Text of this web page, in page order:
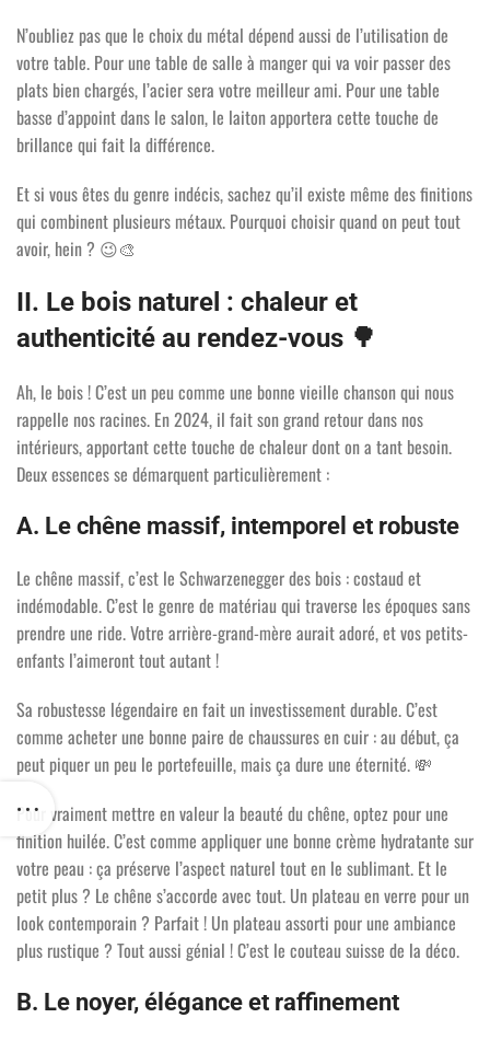
N’oubliez pas que le choix du métal dépend aussi de l’utilisation de
votre table. Pour une table de salle à manger qui va voir passer des
plats bien chargés, l’acier sera votre meilleur ami. Pour une table
basse d’appoint dans le salon, le laiton apportera cette touche de
brillance qui fait la différence.
Et si vous êtes du genre indécis, sachez qu’il existe même des finitions
qui combinent plusieurs métaux. Pourquoi choisir quand on peut tout
avoir, hein ? 😉🎨
II. Le bois naturel : chaleur et
authenticité au rendez-vous 🌳
Ah, le bois ! C’est un peu comme une bonne vieille chanson qui nous
rappelle nos racines. En 2024, il fait son grand retour dans nos
intérieurs, apportant cette touche de chaleur dont on a tant besoin.
Deux essences se démarquent particulièrement :
A. Le chêne massif, intemporel et robuste
Le chêne massif, c’est le Schwarzenegger des bois : costaud et
indémodable. C’est le genre de matériau qui traverse les époques sans
prendre une ride. Votre arrière-grand-mère aurait adoré, et vos petits-
enfants l’aimeront tout autant !
Sa robustesse légendaire en fait un investissement durable. C’est
comme acheter une bonne paire de chaussures en cuir : au début, ça
peut piquer un peu le portefeuille, mais ça dure une éternité. 💸
Pour vraiment mettre en valeur la beauté du chêne, optez pour une
finition huilée. C’est comme appliquer une bonne crème hydratante sur
votre peau : ça préserve l’aspect naturel tout en le sublimant. Et le
petit plus ? Le chêne s’accorde avec tout. Un plateau en verre pour un
look contemporain ? Parfait ! Un plateau assorti pour une ambiance
plus rustique ? Tout aussi génial ! C’est le couteau suisse de la déco.
B. Le noyer, élégance et raffinement